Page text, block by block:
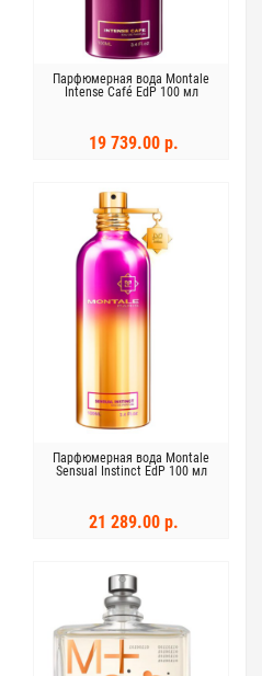
Парфюмерная вода Montale
Intense Café EdP 100 мл
19 739.00 р.
Парфюмерная вода Montale
Sensual Instinct EdP 100 мл
21 289.00 р.